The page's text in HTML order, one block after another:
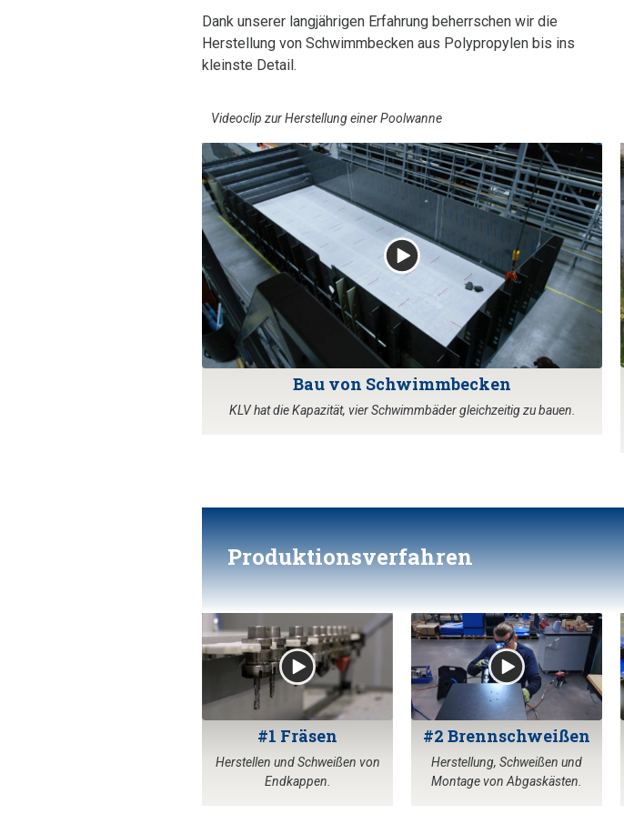
Dank unserer langjährigen Erfahrung beherrschen wir die
Herstellung von Schwimmbecken aus Polypropylen bis ins
kleinste Detail.
Videoclip zur Herstellung einer Poolwanne
Bau von Schwimmbecken
KLV hat die Kapazität, vier Schwimmbäder gleichzeitig zu bauen.
Produktionsverfahren
#1 Fräsen
Herstellen und Schweißen von
Endkappen.
#2 Brennschweißen
Herstellung, Schweißen und
Montage von Abgaskästen.